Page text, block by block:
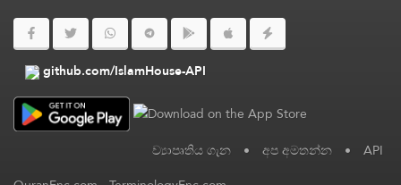
github.com/IslamHouse-API
ව්‍යාපෘතිය ගැන • අප අමතන්න • API